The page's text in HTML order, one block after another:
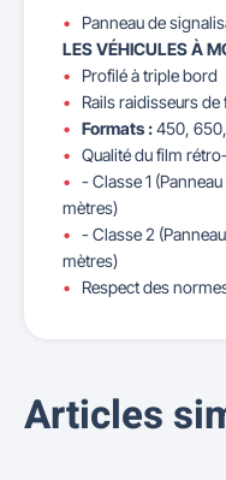
Panneau de
LES VÉHICULES À
Profilé à triple bord
Rails raidisseurs
Formats :450,
Qualité du film
- Classe 1
mètres)
- Classe 2
mètres)
Respect des
Articles